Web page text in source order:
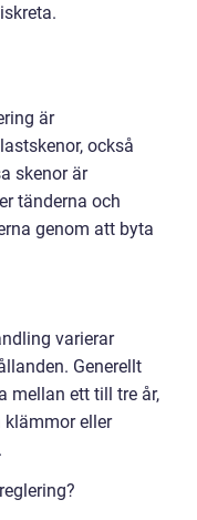
är
också
skenor är
tänderna och
genom att byta
varierar
Generellt
mellan ett till tre år,
klämmor eller